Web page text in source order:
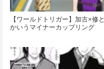
【ワールドトリガー】加古×修と
かいうマイナーカップリング